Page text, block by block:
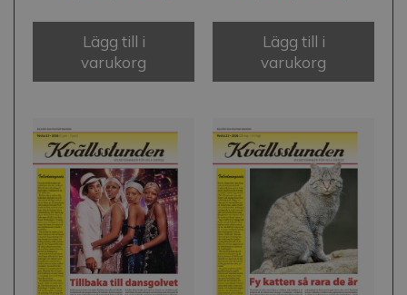
Lägg till i
varukorg
Lägg till i
varukorg